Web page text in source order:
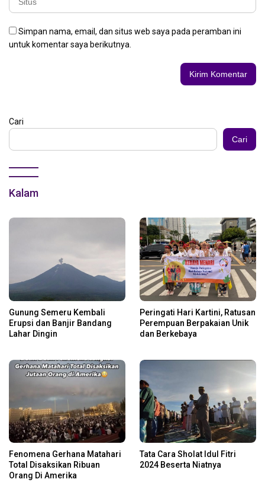
Simpan nama, email, dan situs web saya pada peramban ini
untuk komentar saya berikutnya.
Cari
Cari
Kalam
Gunung Semeru Kembali
Erupsi dan Banjir Bandang
Lahar Dingin
Peringati Hari Kartini, Ratusan
Perempuan Berpakaian Unik
dan Berkebaya
Fenomena Gerhana Matahari
Total Disaksikan Ribuan
Orang Di Amerika
Tata Cara Sholat Idul Fitri
2024 Beserta Niatnya